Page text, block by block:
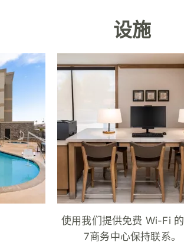
设施
使用我们提供免费 Wi-Fi
7商务中心保持联系。